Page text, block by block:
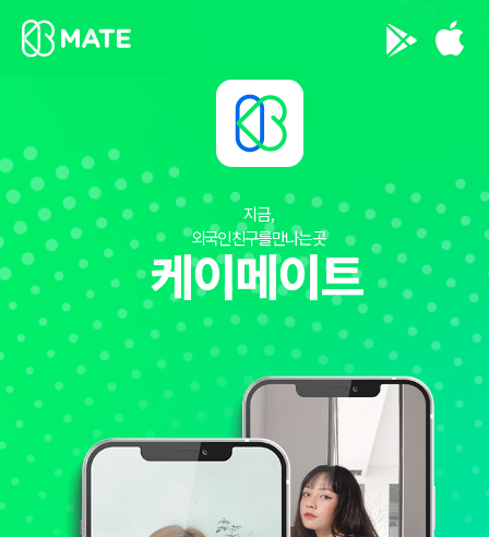
지금,
외국인 친구를 만나는 곳
케이메이트